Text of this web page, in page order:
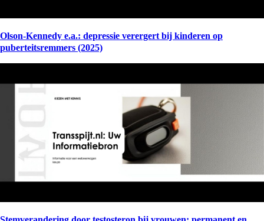
Olson-Kennedy e.a.: depressie verergert bij kinderen op
puberteitsremmers (2025)